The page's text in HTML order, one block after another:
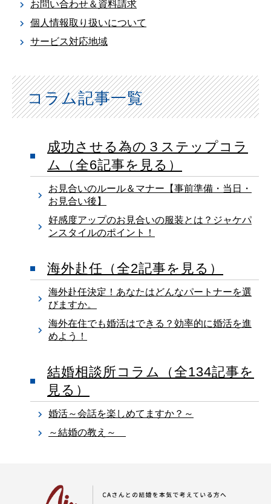
お問い合わせ＆資料請求
個人情報取り扱いについて
サービス対応地域
コラム記事一覧
成功させる為の３ステップコラ
ム
（全6記事を見る）
お見合いのルール＆マナー【事前準備・当日・
お見合い後】
好感度アップのお見合いの服装とは？ジャケパ
ンスタイルのポイント！
海外赴任 （全2記事を見る）
海外赴任決定！あなたはどんなパートナーを選
びますか。
海外在住でも婚活はできる？効率的に婚活を進
めよう！
結婚相談所コラム （全134記事を
見る）
婚活～会話を楽しめてますか？～
～結婚の教え～